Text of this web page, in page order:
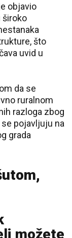
objavio
široko
što
uvid u
da se
ruralnom
razloga zbog
pojavljuju na
grada
možete